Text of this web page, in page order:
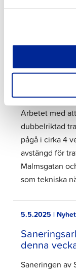
6.5.2025 |
Arbetet med
dubbelriktad
pågå i cirka 4
avstängd för
Malmsgatan
som tekniska
5.5.2025 |
denna
Saneringen av